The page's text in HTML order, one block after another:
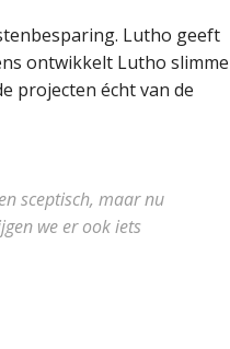
Lutho geeft
ontwikkelt Lutho slimme
projecten écht van de
sceptisch, maar nu
we er ook iets